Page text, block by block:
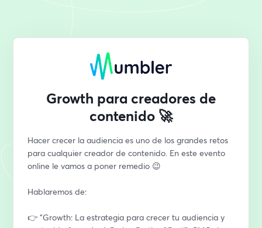
Growth para creadores de
contenido 🚀
Hacer crecer la audiencia es uno de los grandes retos
para cualquier creador de contenido. En este evento
online le vamos a poner remedio 😉
Hablaremos de:
👉 "Growth: La estrategia para crecer tu audiencia y